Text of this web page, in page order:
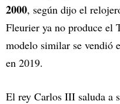
2000, según dijo el
Fleurier ya no produce el
modelo similar se vendió
en 2019.
El rey Carlos III saluda a